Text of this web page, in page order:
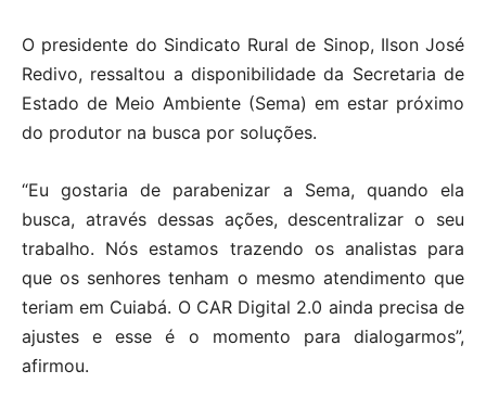
O presidente do Sindicato Rural de Sinop, Ilson José
Redivo, ressaltou a disponibilidade da Secretaria de
Estado de Meio Ambiente (Sema) em estar próximo
do produtor na busca por soluções.
“Eu gostaria de parabenizar a Sema, quando ela
busca, através dessas ações, descentralizar o seu
trabalho. Nós estamos trazendo os analistas para
que os senhores tenham o mesmo atendimento que
teriam em Cuiabá. O CAR Digital 2.0 ainda precisa de
ajustes e esse é o momento para dialogarmos”,
afirmou.